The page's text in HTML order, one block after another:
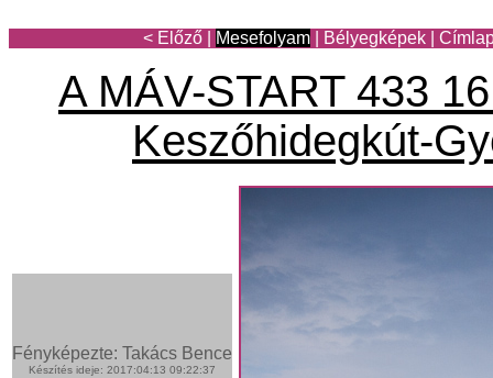
< Előző Mesefolyam Bélyegképek
A MÁV-START 433
Keszőhidegkút-
Fényképezte: Takács Bence
Készítés ideje: 2017:04:13 09:22:37